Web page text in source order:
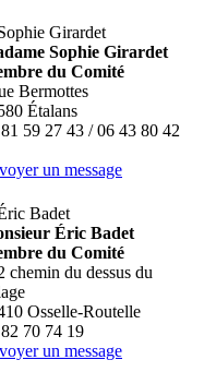
Sophie Girardet
du Comité
Bermottes
Étalans
59 27 43 / 06 43 80 42
un message
Éric Badet
du Comité
chemin du dessus du
Osselle-Routelle
70 74 19
un message